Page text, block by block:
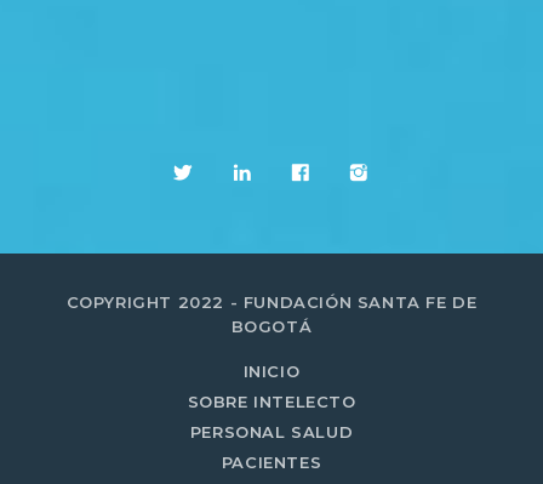
COPYRIGHT 2022 - FUNDACIÓN SANTA FE DE
BOGOTÁ
INICIO
SOBRE INTELECTO
PERSONAL SALUD
PACIENTES